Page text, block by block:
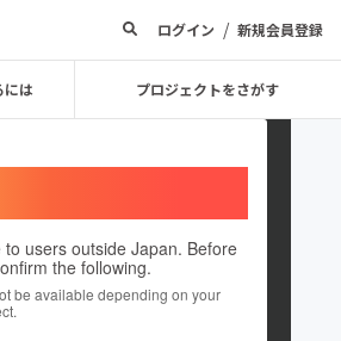
ログイン / 新規会員登録
には プロジェクトをさがす
users outside Japan. Before
the following.
be available depending on your
EL73